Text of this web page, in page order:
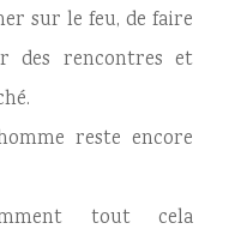
sur le feu, de faire
des rencontres et
reste encore
tout cela